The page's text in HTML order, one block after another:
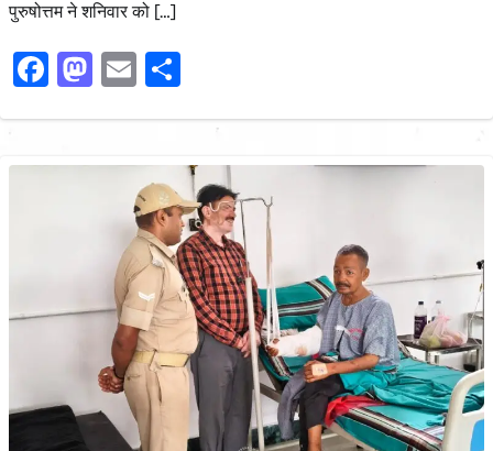
पुरुषोत्तम ने शनिवार को […]
Facebook
Mastodon
Email